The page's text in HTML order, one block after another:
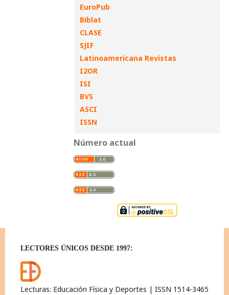
EuroPub
Biblat
CLASE
SJIF
Latinoamericana Revistas
I2OR
ISI
BVS
ASCI
ISSN
Número actual
LECTORES ÚNICOS DESDE 1997:
Lecturas: Educación Física y Deportes | ISSN 1514-3465